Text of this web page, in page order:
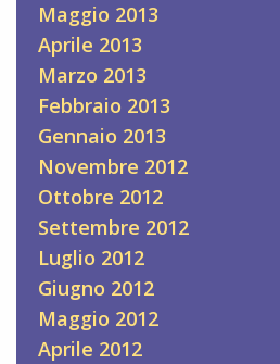
Maggio 2013
Aprile 2013
Marzo 2013
Febbraio 2013
Gennaio 2013
Novembre 2012
Ottobre 2012
Settembre 2012
Luglio 2012
Giugno 2012
Maggio 2012
Aprile 2012